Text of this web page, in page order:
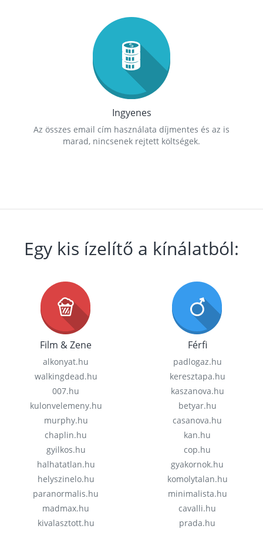
Ingyenes
Az összes email cím használata díjmentes és az is
marad, nincsenek rejtett költségek.
Egy kis ízelítő a kínálatból:
Film & Zene
alkonyat.hu
walkingdead.hu
007.hu
kulonvelemeny.hu
murphy.hu
chaplin.hu
gyilkos.hu
halhatatlan.hu
helyszinelo.hu
paranormalis.hu
madmax.hu
kivalasztott.hu
Férfi
padlogaz.hu
keresztapa.hu
kaszanova.hu
betyar.hu
casanova.hu
kan.hu
cop.hu
gyakornok.hu
komolytalan.hu
minimalista.hu
cavalli.hu
prada.hu